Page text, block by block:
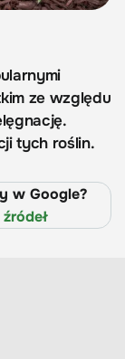
ze względu
tych roślin.
w Google?